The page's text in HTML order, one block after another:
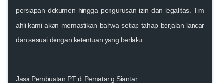
persiapan dokumen hingga pengurusan izin dan legalitas. Tim
ahli kami akan memastikan bahwa setiap tahap berjalan lancar
dan sesuai dengan ketentuan yang berlaku.
Jasa Pembuatan PT di Pematang Siantar